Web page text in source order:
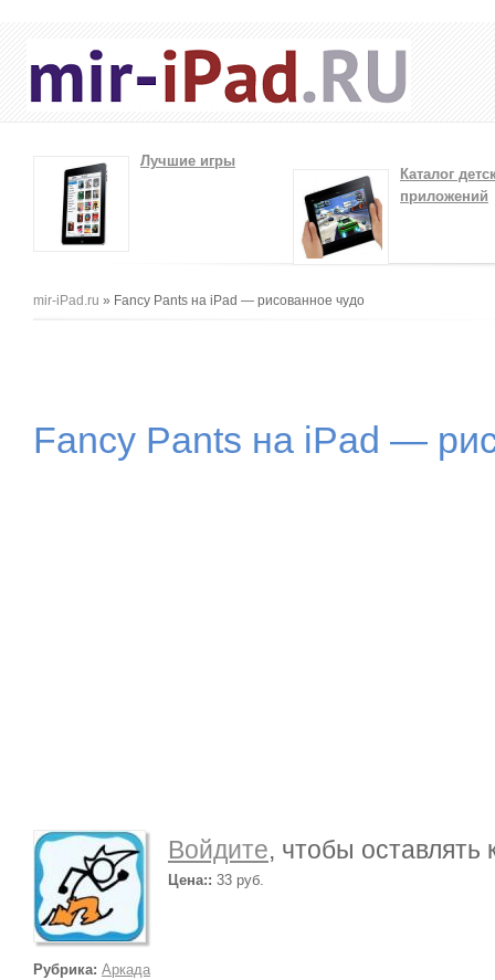
Лучшие игры
Каталог
приложений
Вы здесь
mir-iPad.ru » Fancy Pants на iPad — рисованное чудо
Fancy Pants на iPad —
Войдите, чтобы
Цена:: 33 руб.
Рубрика: Аркада